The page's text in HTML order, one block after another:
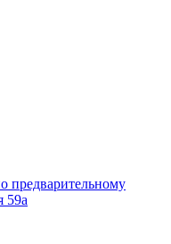
предварительному
59а